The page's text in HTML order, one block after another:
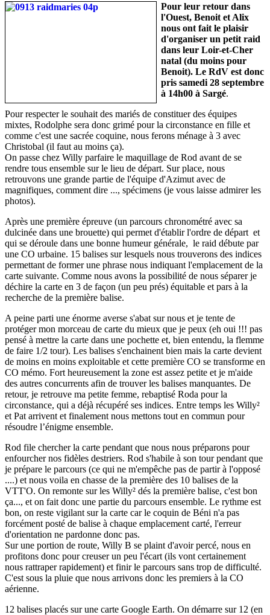
Pour leur retour dans
l'Ouest, Benoit et Alix
nous ont fait le plaisir
d'organiser un petit raid
dans leur Loir-et-Cher
natal (du moins pour
Benoit). Le RdV est donc
pris samedi 28 septembre
à 14h00 à Sargé.
Pour respecter le souhait des mariés de constituer des équipes
mixtes, Rodolphe sera donc grimé pour la circonstance en fille et
comme c'est une sacrée coquine, nous ferons ménage à 3 avec
Christobal (il faut au moins ça).
On passe chez Willy parfaire le maquillage de Rod avant de se
rendre tous ensemble sur le lieu de départ. Sur place, nous
retrouvons une grande partie de l'équipe d'Azimut avec de
magnifiques, comment dire ..., spécimens (je vous laisse admirer les
photos).
Après une première épreuve (un parcours chronométré avec sa
dulcinée dans une brouette) qui permet d'établir l'ordre de départ et
qui se déroule dans une bonne humeur générale, le raid débute par
une CO urbaine. 15 balises sur lesquels nous trouverons des indices
permettant de former une phrase nous indiquant l'emplacement de la
carte suivante. Comme nous avons la possibilité de nous séparer je
déchire la carte en 3 de façon (un peu prés) équitable et pars à la
recherche de la première balise.
A peine parti une énorme averse s'abat sur nous et je tente de
protéger mon morceau de carte du mieux que je peux (eh oui !!! pas
pensé à mettre la carte dans une pochette et, bien entendu, la flemme
de faire 1/2 tour). Les balises s'enchainent bien mais la carte devient
de moins en moins exploitable et cette première CO se transforme en
CO mémo. Fort heureusement la zone est assez petite et je m'aide
des autres concurrents afin de trouver les balises manquantes. De
retour, je retrouve ma petite femme, rebaptisé Roda pour la
circonstance, qui a déjà récupéré ses indices. Entre temps les Willy²
et Pat arrivent et finalement nous mettons tout en commun pour
résoudre l’énigme ensemble.
Rod file chercher la carte pendant que nous nous préparons pour
enfourcher nos fidèles destriers. Rod s'habile à son tour pendant que
je prépare le parcours (ce qui ne m'empêche pas de partir à l'opposé
....) et nous voila en chasse de la première des 10 balises de la
VTT'O. On remonte sur les Willy² dés la première balise, c'est bon
ça..., et on fait donc une partie du parcours ensemble. Le rythme est
bon, on reste vigilant sur la carte car le coquin de Béni n'a pas
forcément posté de balise à chaque emplacement carté, l'erreur
d'orientation ne pardonne donc pas.
Sur une portion de route, Willy B se plaint d'avoir percé, nous en
profitons donc pour creuser un peu l'écart (ils vont certainement
nous rattraper rapidement) et finir le parcours sans trop de difficulté.
C'est sous la pluie que nous arrivons donc les premiers à la CO
aérienne.
12 balises placés sur une carte Google Earth. On démarre sur 12 (en